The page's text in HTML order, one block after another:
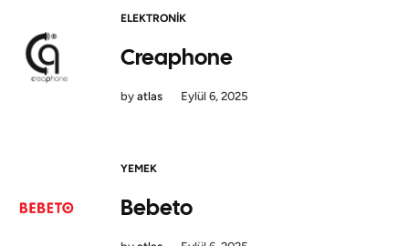
ELEKTRONIK
Creaphone
by atlas Eylül 6, 2025
YEMEK
Bebeto